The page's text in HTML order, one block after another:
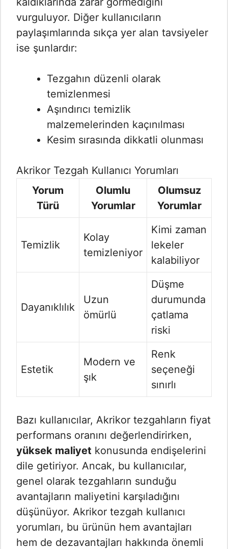
vurguluyor. Diğer kullanıcıların
paylaşımlarında sıkça yer alan tavsiyeler
ise şunlardır:
Tezgahın düzenli olarak
temizlenmesi
Aşındırıcı temizlik
malzemelerinden kaçınılması
Kesim sırasında dikkatli olunması
Akrikor Tezgah Kullanıcı Yorumları
Yorum
Türü
Olumlu
Yorumlar
Olumsuz
Yorumlar
Temizlik
Kolay
temizleniyor
Kimi zaman
lekeler
kalabiliyor
Dayanıklılık
Uzun
ömürlü
Düşme
durumunda
çatlama
riski
Estetik
Modern ve
şık
Renk
seçeneği
sınırlı
Bazı kullanıcılar, Akrikor tezgahların fiyat
performans oranını değerlendirirken,
yüksek maliyet konusunda endişelerini
dile getiriyor. Ancak, bu kullanıcılar,
genel olarak tezgahların sunduğu
avantajların maliyetini karşıladığını
düşünüyor. Akrikor tezgah kullanıcı
yorumları, bu ürünün hem avantajları
hem de dezavantajları hakkında önemli